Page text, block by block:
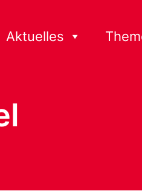
Aktuelles